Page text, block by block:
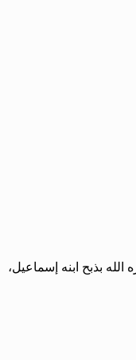
بذبح ابنه إسماعيل،